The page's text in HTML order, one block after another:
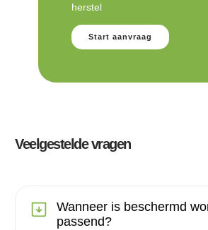
herstel
Start aanvraag
Veelgestelde vragen
Wanneer is beschermd
passend?